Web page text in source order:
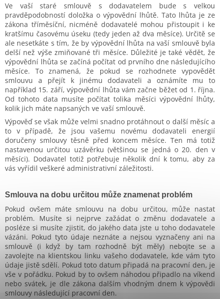
Ve vaší staré smlouvě s dodavatelem bude s velkou
pravděpodobností doložka o výpovědní lhůtě. Tato lhůta je ze
zákona tříměsíční, nicméně dodavatelé mohou přistoupit i ke
kratšímu časovému úseku (tedy jeden až dva měsíce). Určitě se
ale nesetkáte s tím, že by výpovědní lhůta na vaší smlouvě byla
delší než výše zmiňované tři měsíce. Důležité je také vědět, že
výpovědní lhůta se začíná počítat od prvního dne následujícího
měsíce. To znamená, že pokud se rozhodnete vypovědět
smlouvu a přejít k jinému dodavateli a oznámíte mu to
například 15. září, výpovědní lhůta vám začne běžet od 1. října.
Od tohoto data musíte počítat tolika měsíci výpovědní lhůty,
kolik jich máte napsaných ve vaší smlouvě.
Výpověď se však může velmi snadno protáhnout o další měsíc a
to v případě, že jsou vašemu novému dodavateli energií
doručeny smlouvy těsně před koncem měsíce. Ten má totiž
nastavenou určitou uzávěrku (většinou se jedná o 20. den v
měsíci). Dodavatel totiž potřebuje několik dní k tomu, aby za
vás vyřídil veškeré administrativní záležitosti.
Smlouva na dobu určitou může znamenat problém
Pokud ovšem máte smlouvu na dobu určitou, může nastat
problém. Musíte si nejprve zažádat o změnu dodavatele a
posléze si musíte zjistit, do jakého data jste u toho dodavatele
vázáni. Pokud tyto údaje neznáte a nejsou vyznačeny ani na
smlouvě (i když by tam rozhodně být měly) nebojte se a
zavolejte na klientskou linku vašeho dodavatele, kde vám tyto
údaje jistě sdělí. Pokud toto datum připadá na pracovní den, je
vše v pořádku. Pokud by to ovšem náhodou připadlo na víkend
nebo svátek, je dle zákona dalším vhodným dnem k výpovědi
smlouvy následující pracovní den.